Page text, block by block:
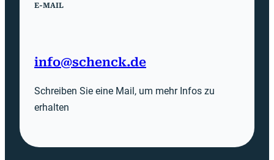
E-MAIL
info@schenck.de
Schreiben Sie eine Mail, um mehr Infos zu
erhalten